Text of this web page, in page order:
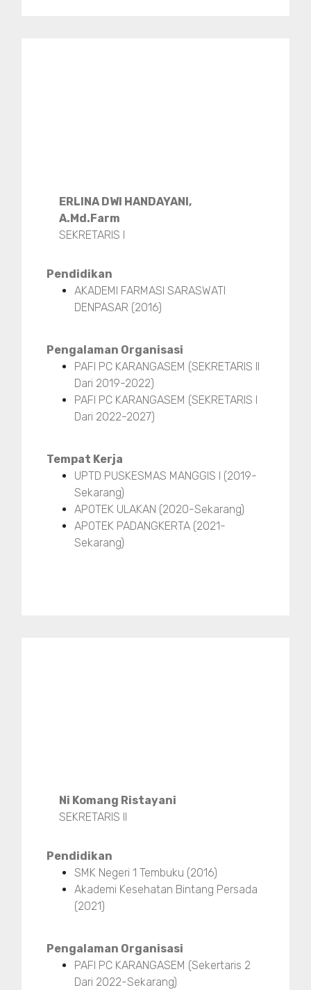
ERLINA DWI HANDAYANI,
A.Md.Farm
SEKRETARIS I
Pendidikan
AKADEMI FARMASI SARASWATI
DENPASAR (2016)
Pengalaman Organisasi
PAFI PC KARANGASEM (SEKRETARIS II
Dari 2019-2022)
PAFI PC KARANGASEM (SEKRETARIS I
Dari 2022-2027)
Tempat Kerja
UPTD PUSKESMAS MANGGIS I (2019-
Sekarang)
APOTEK ULAKAN (2020-Sekarang)
APOTEK PADANGKERTA (2021-
Sekarang)
Ni Komang Ristayani
SEKRETARIS II
Pendidikan
SMK Negeri 1 Tembuku (2016)
Akademi Kesehatan Bintang Persada
(2021)
Pengalaman Organisasi
PAFI PC KARANGASEM (Sekertaris 2
Dari 2022-Sekarang)